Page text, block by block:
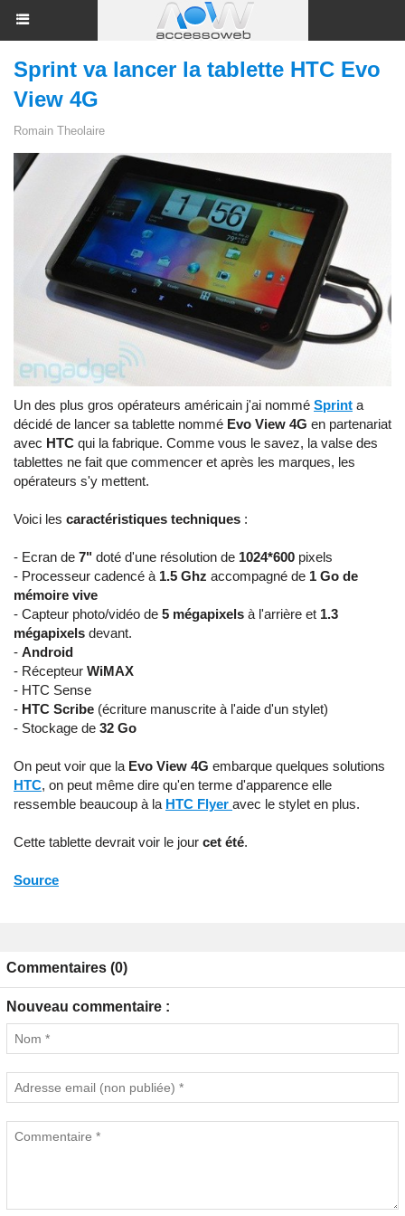
Sprint va lancer la tablette HTC Evo
View 4G
Romain Theolaire
Un des plus gros opérateurs américain j'ai nommé Sprint a
décidé de lancer sa tablette nommé Evo View 4G en partenariat
avec HTC qui la fabrique. Comme vous le savez, la valse des
tablettes ne fait que commencer et après les marques, les
opérateurs s'y mettent.
Voici les caractéristiques techniques :
- Ecran de 7" doté d'une résolution de 1024*600 pixels
- Processeur cadencé à 1.5 Ghz accompagné de 1 Go de
mémoire vive
- Capteur photo/vidéo de 5 mégapixels à l'arrière et 1.3
mégapixels devant.
- Android
- Récepteur WiMAX
- HTC Sense
- HTC Scribe (écriture manuscrite à l'aide d'un stylet)
- Stockage de 32 Go
On peut voir que la Evo View 4G embarque quelques solutions
HTC, on peut même dire qu'en terme d'apparence elle
ressemble beaucoup à la HTC Flyer avec le stylet en plus.
Cette tablette devrait voir le jour cet été.
Source
Commentaires (0)
Nouveau commentaire :